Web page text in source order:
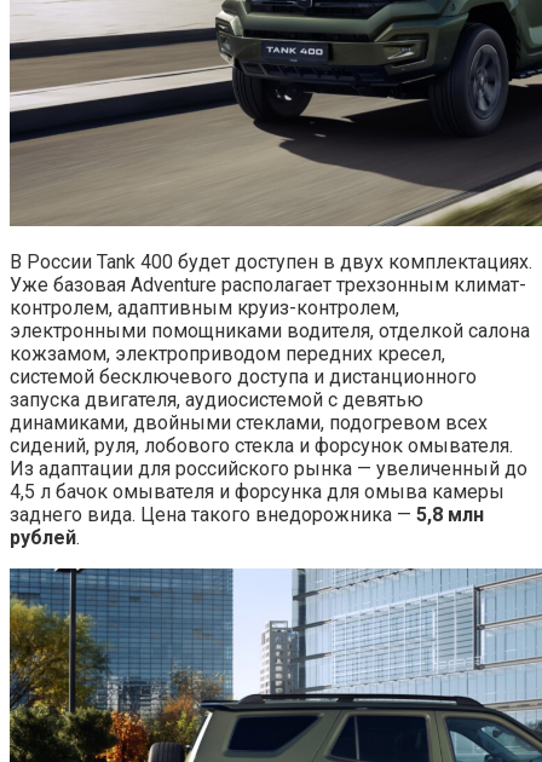
В России Tank 400 будет доступен в двух комплектациях.
Уже базовая Adventure располагает трехзонным климат-
контролем, адаптивным круиз-контролем,
электронными помощниками водителя, отделкой салона
кожзамом, электроприводом передних кресел,
системой бесключевого доступа и дистанционного
запуска двигателя, аудиосистемой с девятью
динамиками, двойными стеклами, подогревом всех
сидений, руля, лобового стекла и форсунок омывателя.
Из адаптации для российского рынка — увеличенный до
4,5 л бачок омывателя и форсунка для омыва камеры
заднего вида. Цена такого внедорожника — 5,8 млн
рублей.